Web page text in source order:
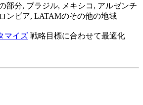
部分, ブラジル, メキシコ, アルゼンチ
ンビア, LATAMのその他の地域
マイズ 戦略目標に合わせて最適化